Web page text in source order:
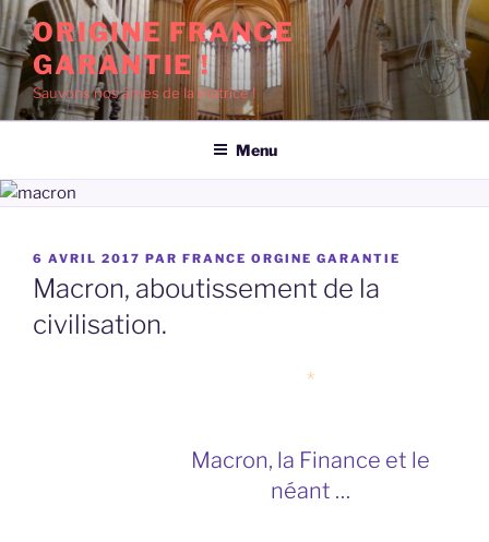
Aller
au
contenu
principal
ORIGINE FRANCE
GARANTIE !
Sauvons nos âmes de la matrice !
Menu
PUBLIÉ
LE
6 AVRIL 2017 PAR FRANCE ORGINE GARANTIE
Macron, aboutissement de la
civilisation.
*
Macron, la Finance et le
néant …